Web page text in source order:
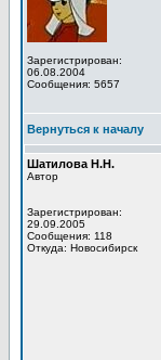
Зарегистрирован:
06.08.2004
Сообщения: 5657
Вернуться к началу
Шатилова Н.Н.
Автор
Зарегистрирован:
29.09.2005
Сообщения: 118
Откуда: Новосибирск